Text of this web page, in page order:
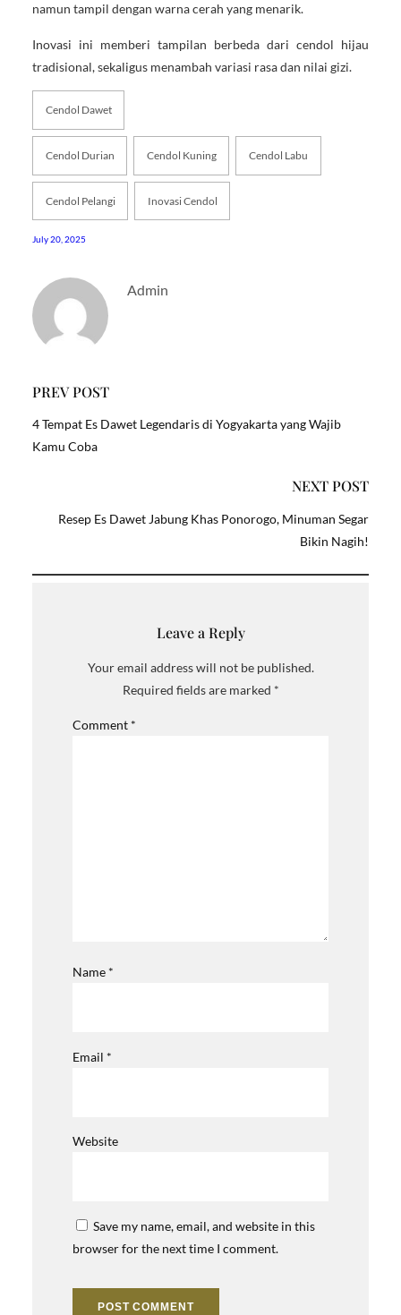
namun tampil dengan warna cerah yang menarik.
Inovasi ini memberi tampilan berbeda dari cendol hijau
tradisional, sekaligus menambah variasi rasa dan nilai gizi.
Cendol Dawet
Cendol Durian Cendol Kuning Cendol Labu
Cendol Pelangi Inovasi Cendol
July 20, 2025
Admin
PREV POST
4 Tempat Es Dawet Legendaris di Yogyakarta yang Wajib
Kamu Coba
NEXT POST
Resep Es Dawet Jabung Khas Ponorogo, Minuman Segar
Bikin Nagih!
Leave a Reply
Your email address will not be published.
Required fields are marked *
Comment *
Name *
Email *
Website
Save my name, email, and website in this
browser for the next time I comment.